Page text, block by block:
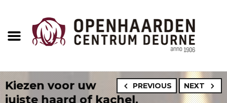
PREVIOUS NEXT
Kiezen voor uw
juiste haard of kachel.